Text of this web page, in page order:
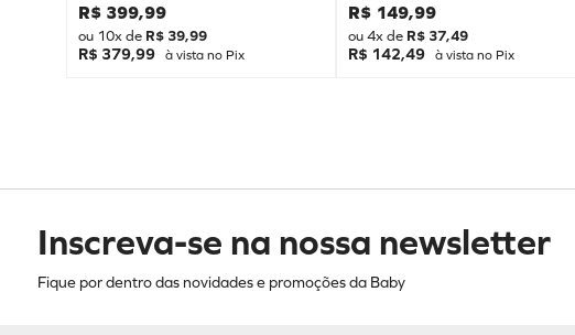
R$ 399,99
ou 10x de R$ 39,99
R$ 379,99 à vista no Pix
R$ 149,99
ou4x de R$ 37,49
R$ 142,49 à vista no Pix
Inscreva-se na nossa newsletter
Fique por dentro das novidades e promoções da Baby